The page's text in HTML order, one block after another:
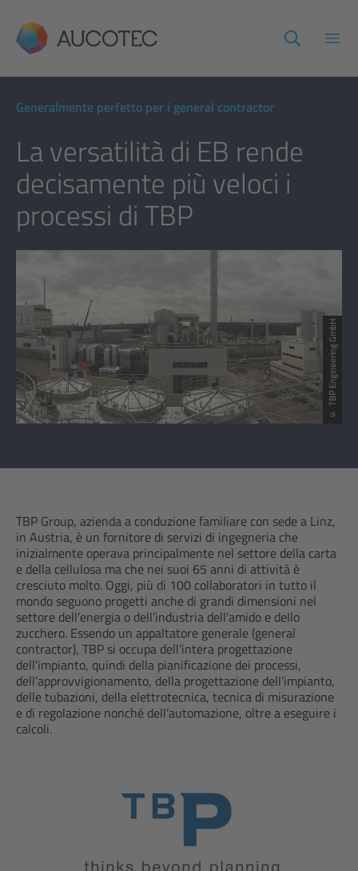
AUCOTEC
Apri
Generalmente perfetto per i general contractor
La versatilità di EB rende
decisamente più veloci i
processi di TBP
© TBP Engineering GmbH
TBP Group, azienda a conduzione familiare con sede a Linz,
in Austria, è un fornitore di servizi di ingegneria che
inizialmente operava principalmente nel settore della carta
e della cellulosa ma che nei suoi 65 anni di attività è
cresciuto molto. Oggi, più di 100 collaboratori in tutto il
mondo seguono progetti anche di grandi dimensioni nel
settore dell’energia o dell’industria dell’amido e dello
zucchero. Essendo un appaltatore generale (general
contractor), TBP si occupa dell’intera progettazione
dell’impianto, quindi della pianificazione dei processi,
dell’approvvigionamento, della progettazione dell’impianto,
delle tubazioni, della elettrotecnica, tecnica di misurazione
e di regolazione nonché dell’automazione, oltre a eseguire i
calcoli.